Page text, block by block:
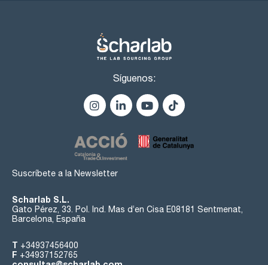
Síguenos:
Suscríbete a la Newsletter
Scharlab S.L.
Gato Pérez, 33. Pol. Ind. Mas d’en Cisa E08181 Sentmenat,
Barcelona, España
T +34937456400
F +34937152765